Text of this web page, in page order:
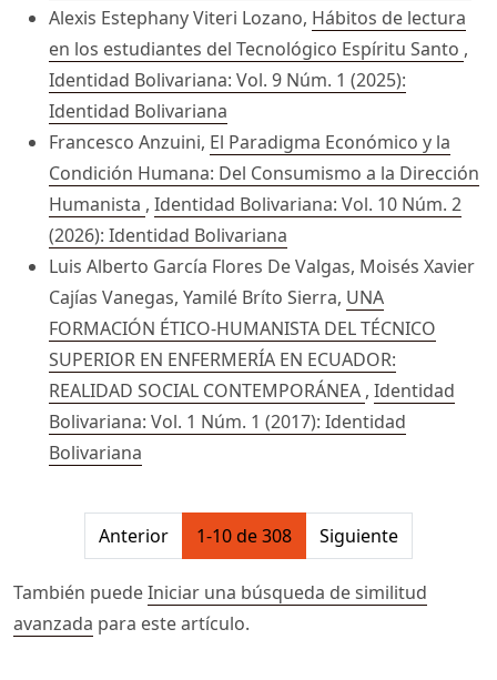
Alexis Estephany Viteri Lozano, Hábitos de lectura
en los estudiantes del Tecnológico Espíritu Santo ,
Identidad Bolivariana: Vol. 9 Núm. 1 (2025):
Identidad Bolivariana
Francesco Anzuini, El Paradigma Económico y la
Condición Humana: Del Consumismo a la Dirección
Humanista , Identidad Bolivariana: Vol. 10 Núm. 2
(2026): Identidad Bolivariana
Luis Alberto García Flores De Valgas, Moisés Xavier
Cajías Vanegas, Yamilé Bríto Sierra, UNA
FORMACIÓN ÉTICO-HUMANISTA DEL TÉCNICO
SUPERIOR EN ENFERMERÍA EN ECUADOR:
REALIDAD SOCIAL CONTEMPORÁNEA , Identidad
Bolivariana: Vol. 1 Núm. 1 (2017): Identidad
Bolivariana
##issue.pagination##
Anterior 1-10 de 308 Siguiente
También puedeIniciar una búsqueda de similitud
avanzada para este artículo.